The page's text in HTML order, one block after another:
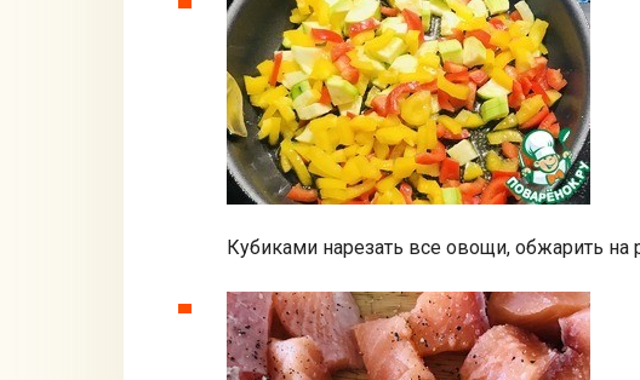
Кубиками нарезать все овощи, обжарить на